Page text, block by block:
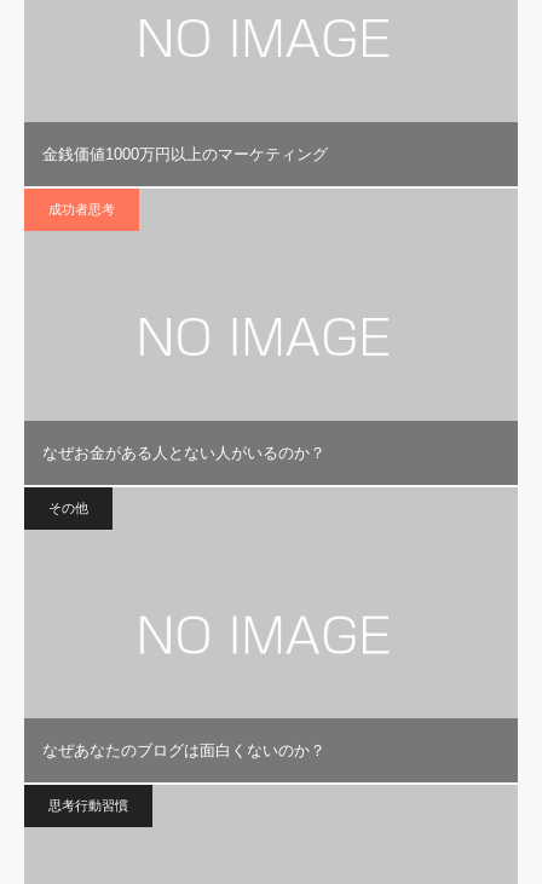
金銭価値1000万円以上のマーケティング
成功者思考
なぜお金がある人とない人がいるのか？
その他
なぜあなたのブログは面白くないのか？
思考行動習慣